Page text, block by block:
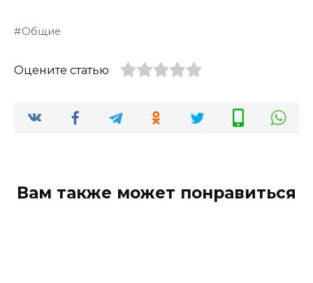
Общие
Оцените статью
Вам также может понравиться